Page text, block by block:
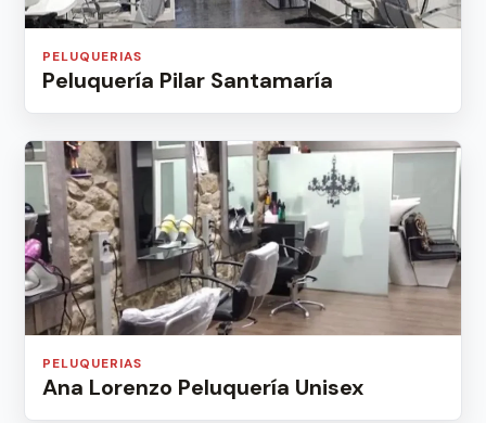
PELUQUERIAS
Peluquería Pilar Santamaría
PELUQUERIAS
Ana Lorenzo Peluquería Unisex